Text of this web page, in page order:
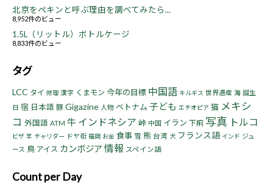
北京をペキンと呼ぶ理由を調べてみたら...
8,952件のビュー
1.5L（リットル）ボトルケージ
8,833件のビュー
タグ
LCC タイ 修理 漢字 くまモン 今年の目標 中国語 キルギス 世界遺産 海 誕生
日 宿 日本語 豚 Gigazine 人物 ベトナム 子ども エチオピア 猫 メキシ
コ 外国語 ATM 牛 インドネシア 峠 中国 イラン 下痢 写真 トルコ
ビザ 羊 チャリダー ドヤ街 福岡 お金 食事 雪 熊 台湾 犬 フランス語 インド ジュ
ース 鳥 アイス カンボジア 情報 スペイン語
Count per Day